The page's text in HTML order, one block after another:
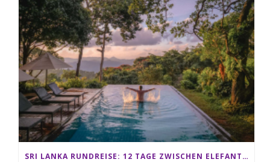
SRI LANKA RUNDREISE: 12 TAGE ZWISCHEN ELEFANTEN, TEEPLANTAGEN & STRAND ALS FAMILIE